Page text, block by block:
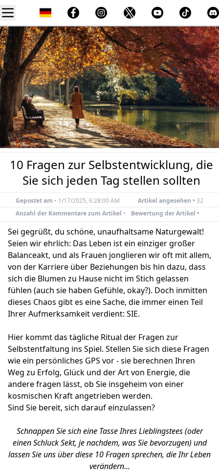
10 Fragen zur Selbstentwicklung, die
Sie sich jeden Tag stellen sollten
Gepostet am • 1/17/2025, 6:28:00 AM Artikel angesehen • 32
Anzahl der Kommentare zum Artikel • Bewertung der Artikel •
Sei gegrüßt, du schöne, unaufhaltsame Naturgewalt!
Seien wir ehrlich: Das Leben ist ein einziger großer
Balanceakt, und als Frauen jonglieren wir oft mit allem,
von der Karriere über Beziehungen bis hin dazu, dass
sich die Blumen zu Hause nicht im Stich gelassen
fühlen (auch sie haben Gefühle, okay?). Doch inmitten
dieses Chaos gibt es eine Sache, die immer einen Teil
Ihrer Aufmerksamkeit verdient: SIE.
Hier kommt das tägliche Ritual der Fragen zur
Selbstentfaltung ins Spiel. Stellen Sie sich diese Fragen
wie ein persönliches GPS vor - sie berechnen Ihren
Weg zu Erfolg, Glück und der Art von Energie, die
andere fragen lässt, ob Sie insgeheim von einer
kosmischen Kraft angetrieben werden.
Sind Sie bereit, sich darauf einzulassen?
Schnappen Sie sich eine Tasse Ihres Lieblingstees (oder
einen Schluck Sekt, je nachdem, was Sie bevorzugen) und
lassen Sie uns über diese 10 Fragen sprechen, die Ihr Leben
verändern...